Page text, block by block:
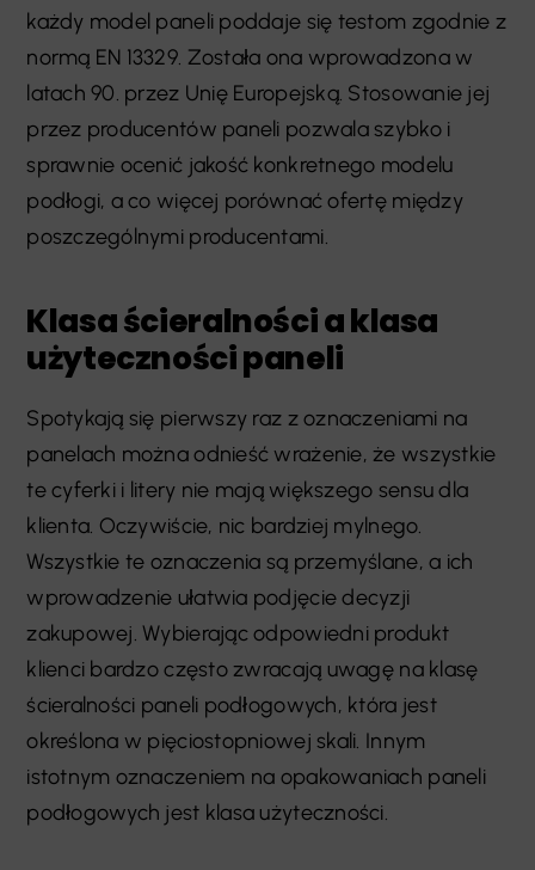
każdy model paneli poddaje się testom zgodnie z
normą EN 13329. Została ona wprowadzona w
latach 90. przez Unię Europejską. Stosowanie jej
przez producentów paneli pozwala szybko i
sprawnie ocenić jakość konkretnego modelu
podłogi, a co więcej porównać ofertę między
poszczególnymi producentami.
Klasa ścieralności a klasa
użyteczności paneli
Spotykają się pierwszy raz z oznaczeniami na
panelach można odnieść wrażenie, że wszystkie
te cyferki i litery nie mają większego sensu dla
klienta. Oczywiście, nic bardziej mylnego.
Wszystkie te oznaczenia są przemyślane, a ich
wprowadzenie ułatwia podjęcie decyzji
zakupowej. Wybierając odpowiedni produkt
klienci bardzo często zwracają uwagę na klasę
ścieralności paneli podłogowych, która jest
określona w pięciostopniowej skali. Innym
istotnym oznaczeniem na opakowaniach paneli
podłogowych jest klasa użyteczności.